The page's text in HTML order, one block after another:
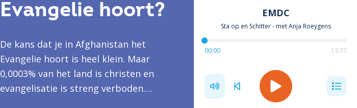
EMDC
Sta op en Schitter- metAnja Roeygens
00:00 13:37
Evangelie hoort?
De kans dat je in Afghanistan het
Evangelie hoort is heel klein. Maar
0,0003% van het land is christen en
evangelisatie is streng verboden.